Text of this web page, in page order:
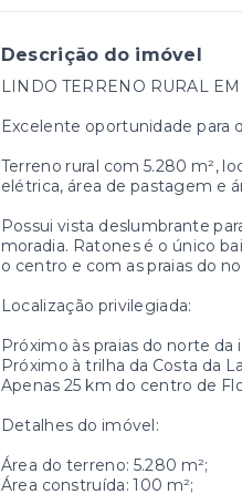
Descrição do imóvel
LINDO TERRENO RURAL
Excelente oportunidade para
Terreno rural com 5.280 m²,
elétrica, área de pastagem e
Possui vista deslumbrante
moradia. Ratones é o único
o centro e com as praias do
Localização privilegiada:
Próximo às praias do norte da
Próximo à trilha da Costa da
Apenas 25 km do centro de
Detalhes do imóvel:
Área do terreno: 5.280 m²;
Área construída: 100 m²;